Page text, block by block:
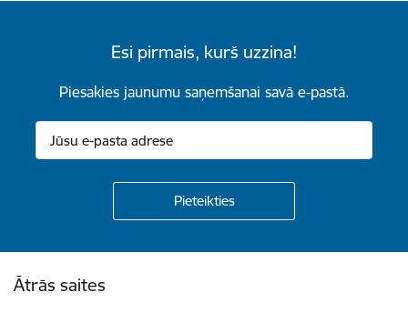
Esi pirmais, kurš uzzina!
Piesakies jaunumu saņemšanai savā e-pastā.
Ātrās saites